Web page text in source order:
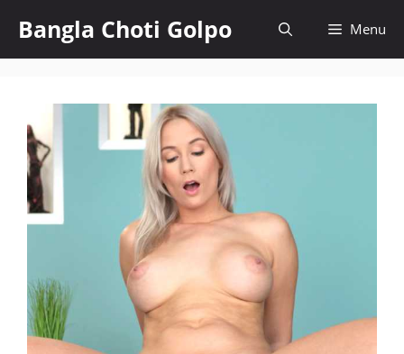
content
Bangla Choti Golpo Menu